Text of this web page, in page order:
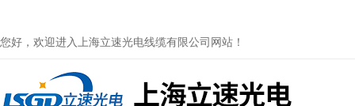
您好，欢迎进入上海立速光电线缆有限公司网站！